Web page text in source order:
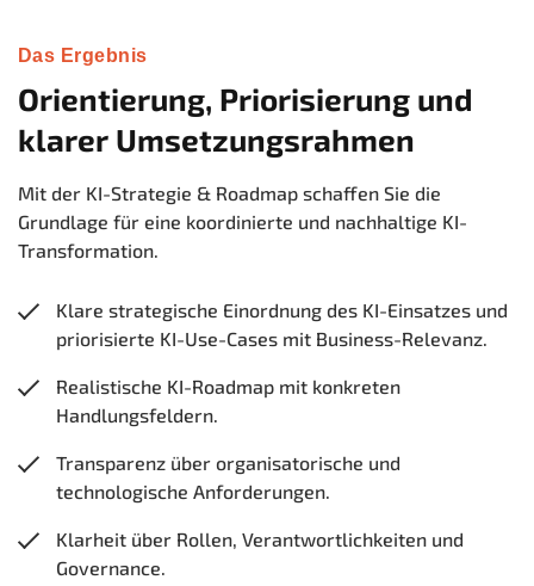
Das Ergebnis
Orientierung, Priorisierung und
klarer Umsetzungsrahmen
Mit der KI-Strategie & Roadmap schaffen Sie die
Grundlage für eine koordinierte und nachhaltige KI-
Transformation.
Klare strategische Einordnung des KI-Einsatzes und
priorisierte KI-Use-Cases mit Business-Relevanz.
Realistische KI-Roadmap mit konkreten
Handlungsfeldern.
Transparenz über organisatorische und
technologische Anforderungen.
Klarheit über Rollen, Verantwortlichkeiten und
Governance.